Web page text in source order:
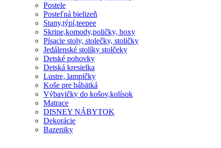
Postele
Posteľná bielizeň
Stany,týpí,teepee
Skrine,komody,poličky, boxy
Písacie stoly, stolečky, stoličky
Jedálenské stolíky stolčeky
Detské pohovky
Detská kresielka
Lustre, lampičky
Koše pre bábätká
Výbavičky do košov,kolísok
Matrace
DISNEY NÁBYTOK
Dekorácie
Bazeniky